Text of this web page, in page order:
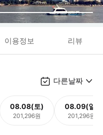
이용정보 리뷰
다른날짜
08.08(토)
201,296원
08.09(일)
201,296원